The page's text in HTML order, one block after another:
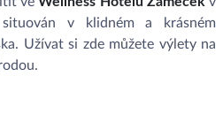
v klidném a krásném
Užívat si zde můžete výlety na